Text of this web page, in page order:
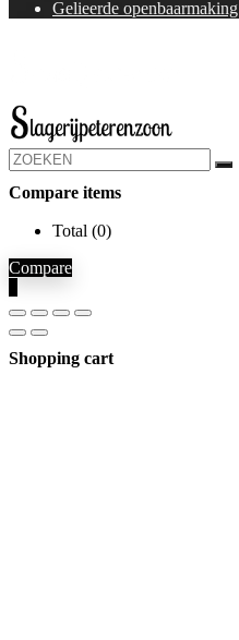
Gelieerde openbaarmaking
Compare items
Total (0)
Compare
Shopping cart